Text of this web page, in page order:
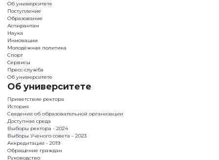
Об университете
Поступление
Образование
Аспирантам
Наука
Инновации
Молодёжная политика
Спорт
Сервисы
Пресс-служба
Об университете
Об университете
Приветствие ректора
История
Сведения об образовательной организации
Доступная среда
Выборы ректора - 2024
Выборы Ученого совета – 2023
Аккредитация - 2019
Обращение граждан
Руководство